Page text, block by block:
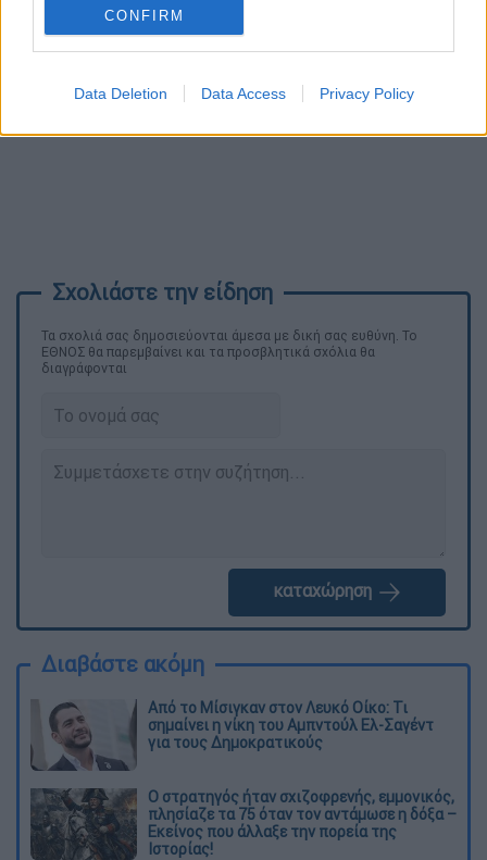
CONFIRM
Data Deletion Data Access Privacy Policy
Τα σχολιά σας δημοσιεύονται άμεσα με δική σας ευθύνη. Το
ΕΘΝΟΣ θα παρεμβαίνει και τα προσβλητικά σχόλια θα
διαγράφονται
καταχώρηση
Διαβάστε ακόμη
Από το Μίσιγκαν στον Λευκό Οίκο: Τι
σημαίνει η νίκη του Αμπντούλ Ελ-Σαγέντ
για τους Δημοκρατικούς
O στρατηγός ήταν σχιζοφρενής, εμμονικός,
πλησίαζε τα 75 όταν τον αντάμωσε η δόξα –
Εκείνος που άλλαξε την πορεία της
Ιστορίας!